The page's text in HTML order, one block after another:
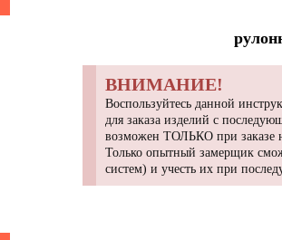
ВНИМАНИЕ!
Воспользуйтесь данной
для заказа изделий с
возможен ТОЛЬКО при заказе
Только опытный замерщик
систем) и учесть их при